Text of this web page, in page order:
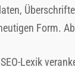
Form.
Lexik